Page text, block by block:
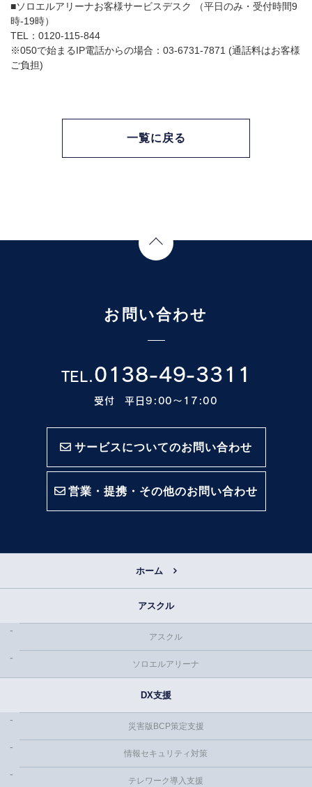
■ソロエルアリーナお客様サービスデスク （平日のみ・受付時間9
時-19時）
TEL：0120-115-844
※050で始まるIP電話からの場合：03-6731-7871 (通話料はお客様
ご負担)
一覧に戻る
お問い合わせ
TEL.0138-49-3311
受付 平日9:00〜17:00
サービスについてのお問い合わせ
営業・提携・その他のお問い合わせ
ホーム
アスクル
アスクル
ソロエルアリーナ
DX支援
災害版BCP策定支援
情報セキュリティ対策
テレワーク導入支援